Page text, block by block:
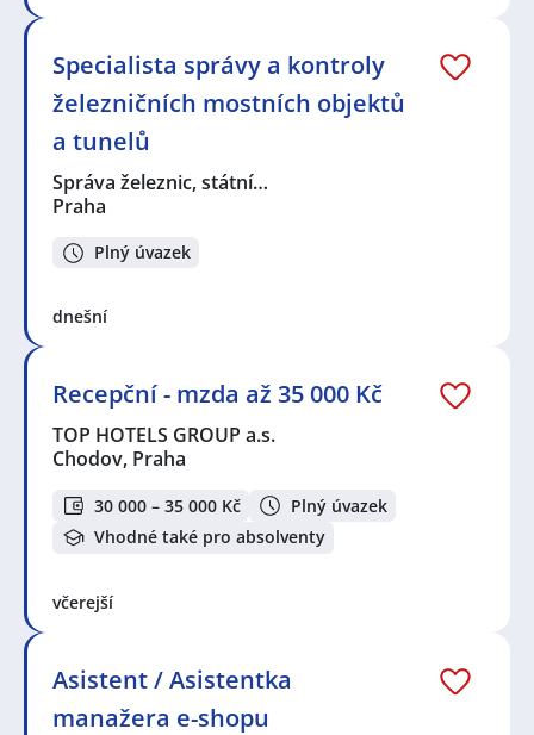
Specialista správy a kontroly
železničních mostních objektů
a tunelů
Správa železnic, státní…
Praha
Plný úvazek
dnešní
Recepční - mzda až 35 000 Kč
TOP HOTELS GROUP a.s.
Chodov, Praha
30 000 – 35 000 Kč
Plný úvazek
Vhodné také pro absolventy
včerejší
Asistent / Asistentka
manažera e-shopu